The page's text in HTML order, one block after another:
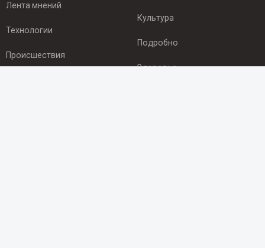
Лента мнений
Технологии
Происшествия
Культура
Подробно
Здоровье